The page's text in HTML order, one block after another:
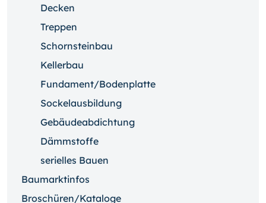
Decken
Treppen
Schornsteinbau
Kellerbau
Fundament/Bodenplatte
Sockelausbildung
Gebäudeabdichtung
Dämmstoffe
serielles Bauen
Baumarktinfos
Broschüren/Kataloge